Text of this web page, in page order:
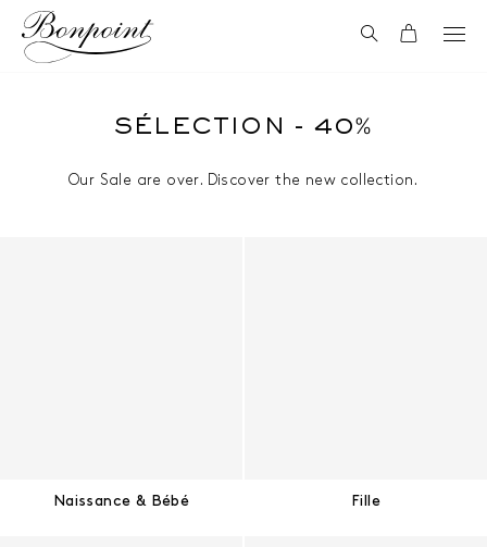
Aller directement au contenu
Recherche
Panier
SÉLECTION - 40%
Our Sale are over. Discover the new collection.
Naissance & Bébé Fille